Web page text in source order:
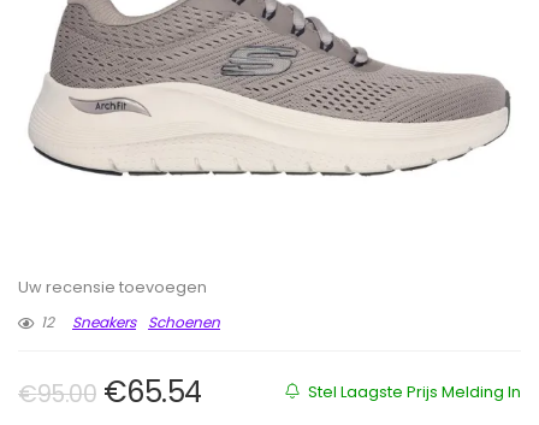
Uw recensie toevoegen
12
Sneakers Schoenen
Stel Laagste Prijs Melding In
€95.00 Oorspronkelijke prijs was:
€65.54Huidige prijs is: €65.54.